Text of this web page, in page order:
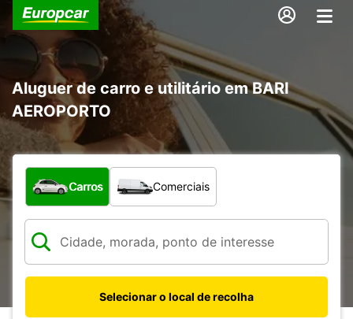
Aluguer de carro e utilitário em BARI
AEROPORTO
Que tipo de veículo pretende?
Carros Comerciais
Selecionar o local de recolha